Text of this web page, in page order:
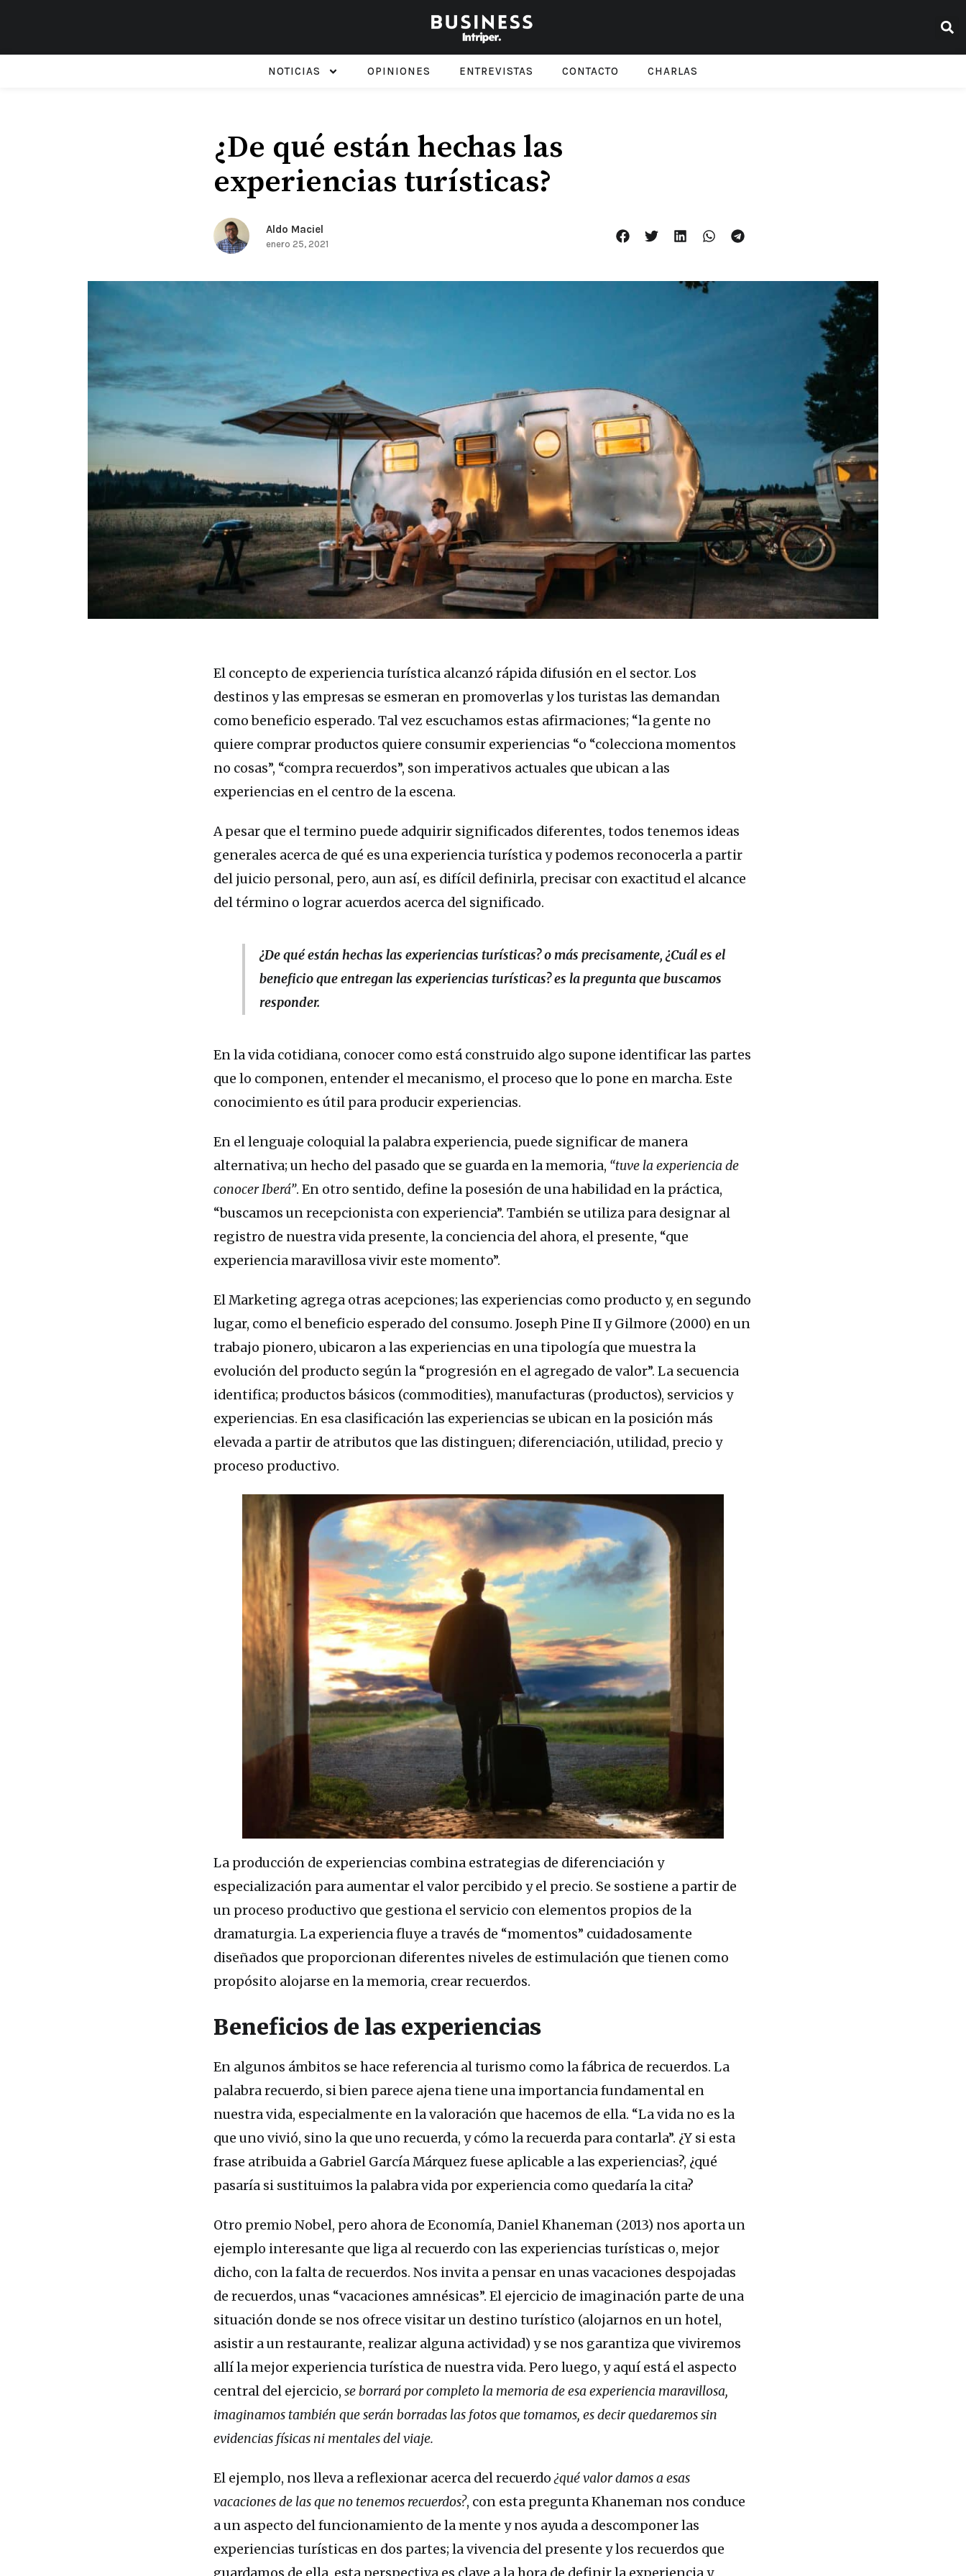
NOTICIAS OPINIONES ENTREVISTAS CONTACTO CHARLAS
¿De qué están hechas las
experiencias turísticas?
Aldo Maciel
enero 25, 2021
El concepto de experiencia turística alcanzó rápida difusión en el sector. Los
destinos y las empresas se esmeran en promoverlas y los turistas las demandan
como beneficio esperado. Tal vez escuchamos estas afirmaciones; “la gente no
quiere comprar productos quiere consumir experiencias “o “colecciona momentos
no cosas”, “compra recuerdos”, son imperativos actuales que ubican a las
experiencias en el centro de la escena.
A pesar que el termino puede adquirir significados diferentes, todos tenemos ideas
generales acerca de qué es una experiencia turística y podemos reconocerla a partir
del juicio personal, pero, aun así, es difícil definirla, precisar con exactitud el alcance
del término o lograr acuerdos acerca del significado.
¿De qué están hechas las experiencias turísticas? o más precisamente, ¿Cuál es el
beneficio que entregan las experiencias turísticas? es la pregunta que buscamos
responder.
En la vida cotidiana, conocer como está construido algo supone identificar las partes
que lo componen, entender el mecanismo, el proceso que lo pone en marcha. Este
conocimiento es útil para producir experiencias.
En el lenguaje coloquial la palabra experiencia, puede significar de manera
alternativa; un hecho del pasado que se guarda en la memoria, “tuve la experiencia de
conocer Iberá”. En otro sentido, define la posesión de una habilidad en la práctica,
“buscamos un recepcionista con experiencia”. También se utiliza para designar al
registro de nuestra vida presente, la conciencia del ahora, el presente, “que
experiencia maravillosa vivir este momento”.
El Marketing agrega otras acepciones; las experiencias como producto y, en segundo
lugar, como el beneficio esperado del consumo. Joseph Pine II y Gilmore (2000) en un
trabajo pionero, ubicaron a las experiencias en una tipología que muestra la
evolución del producto según la “progresión en el agregado de valor”. La secuencia
identifica; productos básicos (commodities), manufacturas (productos), servicios y
experiencias. En esa clasificación las experiencias se ubican en la posición más
elevada a partir de atributos que las distinguen; diferenciación, utilidad, precio y
proceso productivo.
La producción de experiencias combina estrategias de diferenciación y
especialización para aumentar el valor percibido y el precio. Se sostiene a partir de
un proceso productivo que gestiona el servicio con elementos propios de la
dramaturgia. La experiencia fluye a través de “momentos” cuidadosamente
diseñados que proporcionan diferentes niveles de estimulación que tienen como
propósito alojarse en la memoria, crear recuerdos.
Beneficios de las experiencias
En algunos ámbitos se hace referencia al turismo como la fábrica de recuerdos. La
palabra recuerdo, si bien parece ajena tiene una importancia fundamental en
nuestra vida, especialmente en la valoración que hacemos de ella. “La vida no es la
que uno vivió, sino la que uno recuerda, y cómo la recuerda para contarla”. ¿Y si esta
frase atribuida a Gabriel García Márquez fuese aplicable a las experiencias?, ¿qué
pasaría si sustituimos la palabra vida por experiencia como quedaría la cita?
Otro premio Nobel, pero ahora de Economía, Daniel Khaneman (2013) nos aporta un
ejemplo interesante que liga al recuerdo con las experiencias turísticas o, mejor
dicho, con la falta de recuerdos. Nos invita a pensar en unas vacaciones despojadas
de recuerdos, unas “vacaciones amnésicas”. El ejercicio de imaginación parte de una
situación donde se nos ofrece visitar un destino turístico (alojarnos en un hotel,
asistir a un restaurante, realizar alguna actividad) y se nos garantiza que viviremos
allí la mejor experiencia turística de nuestra vida. Pero luego, y aquí está el aspecto
central del ejercicio, se borrará por completo la memoria de esa experiencia maravillosa,
imaginamos también que serán borradas las fotos que tomamos, es decir quedaremos sin
evidencias físicas ni mentales del viaje.
El ejemplo, nos lleva a reflexionar acerca del recuerdo¿qué valor damos a esas
vacaciones de las que no tenemos recuerdos?, con esta pregunta Khaneman nos conduce
a un aspecto del funcionamiento de la mente y nos ayuda a descomponer las
experiencias turísticas en dos partes; la vivencia del presente y los recuerdos que